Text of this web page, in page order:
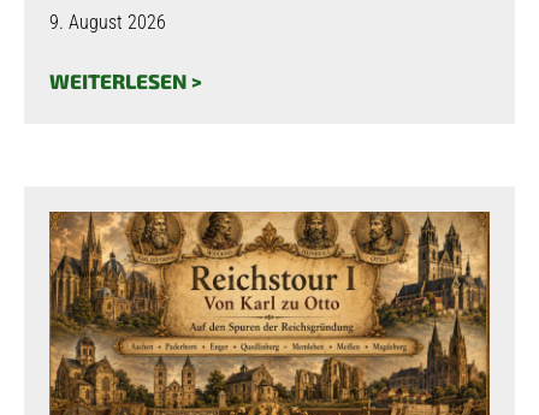
9. August 2026
WEITERLESEN >